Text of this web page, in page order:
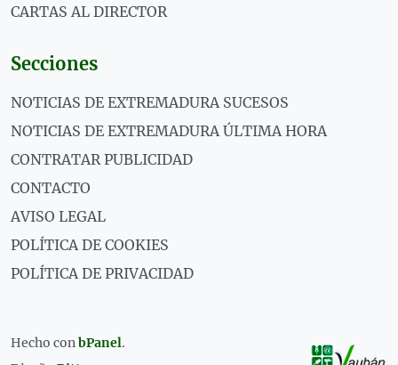
CARTAS AL DIRECTOR
Secciones
NOTICIAS DE EXTREMADURA SUCESOS
NOTICIAS DE EXTREMADURA ÚLTIMA HORA
CONTRATAR PUBLICIDAD
CONTACTO
AVISO LEGAL
POLÍTICA DE COOKIES
POLÍTICA DE PRIVACIDAD
Hecho conbPanel.